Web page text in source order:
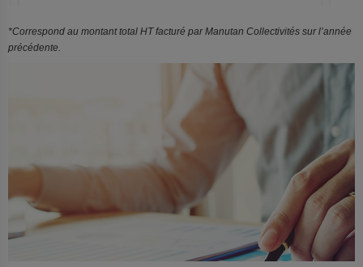
*Correspond au montant total HT facturé par Manutan Collectivités sur l’année
précédente.